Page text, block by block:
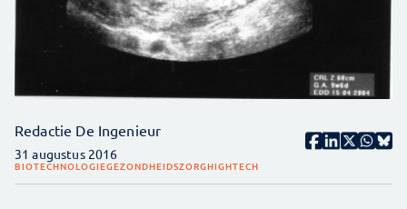
Redactie De Ingenieur
31 augustus 2016
BIOTECHNOLOGIEGEZONDHEIDSZORGHIGHTECH